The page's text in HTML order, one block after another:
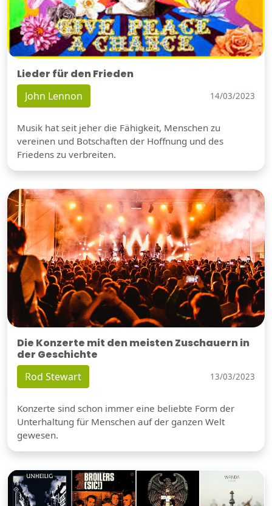
Lieder für den Frieden
John Lennon 14/03/2023
Musik hat seit jeher die Fähigkeit, Menschen zu
vereinen und Botschaften der Hoffnung und des
Friedens zu verbreiten.
Die Konzerte mit den meisten Zuschauern in
der Geschichte
Rod Stewart 13/03/2023
Konzerte sind schon immer eine beliebte Form der
Unterhaltung für Menschen auf der ganzen Welt
gewesen.